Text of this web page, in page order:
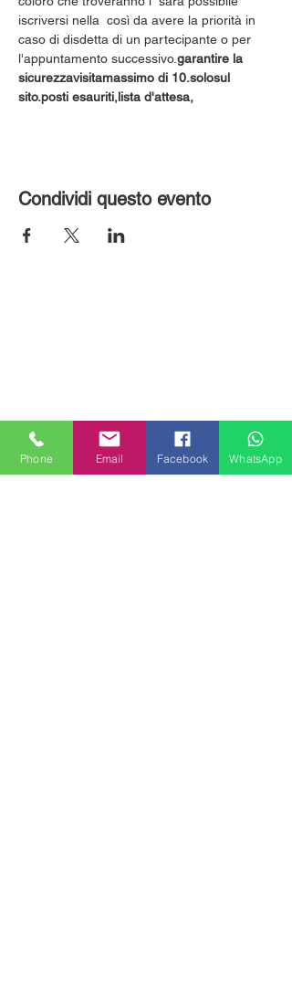
iscriversi nella così da avere la priorità in
caso di disdetta di un partecipante o per
l'appuntamento successivo.garantire la
sicurezzavisitamassimo di 10.solosul
sito.posti esauriti,lista d'attesa,
Condividi questo evento
Phone Email Facebook WhatsApp